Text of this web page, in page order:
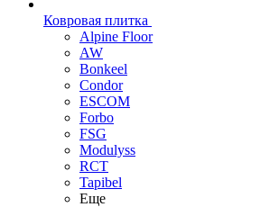
Ковровая плитка
Alpine Floor
AW
Bonkeel
Condor
ESCOM
Forbo
FSG
Modulyss
RCT
Tapibel
Еще